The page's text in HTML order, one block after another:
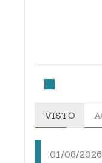
VISTO
01/08/2026